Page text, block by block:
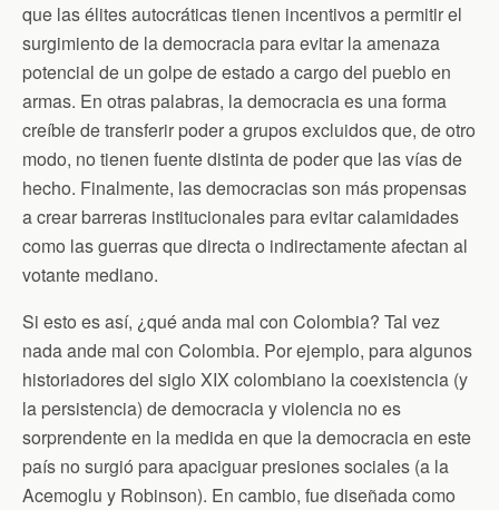
que las élites autocráticas tienen incentivos a permitir el
surgimiento de la democracia para evitar la amenaza
potencial de un golpe de estado a cargo del pueblo en
armas. En otras palabras, la democracia es una forma
creíble de transferir poder a grupos excluidos que, de otro
modo, no tienen fuente distinta de poder que las vías de
hecho. Finalmente, las democracias son más propensas
a crear barreras institucionales para evitar calamidades
como las guerras que directa o indirectamente afectan al
votante mediano.
Si esto es así, ¿qué anda mal con Colombia? Tal vez
nada ande mal con Colombia. Por ejemplo, para algunos
historiadores del siglo XIX colombiano la coexistencia (y
la persistencia) de democracia y violencia no es
sorprendente en la medida en que la democracia en este
país no surgió para apaciguar presiones sociales (a la
Acemoglu y Robinson). En cambio, fue diseñada como